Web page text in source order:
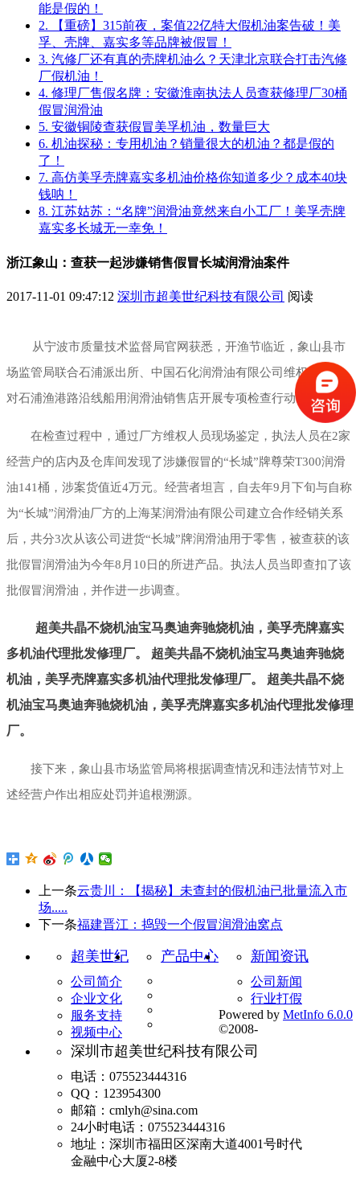
能是假的！
2. 【重磅】315前夜，案值22亿特大假机油案告破！美
孚、壳牌、嘉实多等品牌被假冒！
3. 汽修厂还有真的壳牌机油么？天津北京联合打击汽修
厂假机油！
4. 修理厂售假名牌：安徽淮南执法人员查获修理厂30桶
假冒润滑油
5. 安徽铜陵查获假冒美孚机油，数量巨大
6. 机油探秘：专用机油？销量很大的机油？都是假的
了！
7. 高仿美孚壳牌嘉实多机油价格你知道多少？成本40块
钱呐！
8. 江苏姑苏：“名牌”润滑油竟然来自小工厂！美孚壳牌
嘉实多长城无一幸免！
浙江象山：查获一起涉嫌销售假冒长城润滑油案件
2017-11-01 09:47:12 深圳市超美世纪科技有限公司 阅读
从宁波市质量技术监督局官网获悉，开渔节临近，象山县市
场监管局联合石浦派出所、中国石化润滑油有限公司维权人员，
对石浦渔港路沿线船用润滑油销售店开展专项检查行动。
在检查过程中，通过厂方维权人员现场鉴定，执法人员在2家
经营户的店内及仓库间发现了涉嫌假冒的“长城”牌尊荣T300润滑
油141桶，涉案货值近4万元。经营者坦言，自去年9月下旬与自称
为“长城”润滑油厂方的上海某润滑油有限公司建立合作经销关系
后，共分3次从该公司进货“长城”牌润滑油用于零售，被查获的该
批假冒润滑油为今年8月10日的所进产品。执法人员当即查扣了该
批假冒润滑油，并作进一步调查。
超美共晶不烧机油宝马奥迪奔驰烧机油，美孚壳牌嘉实
多机油代理批发修理厂。
超美共晶不烧机油宝马奥迪奔驰烧
机油，美孚壳牌嘉实多机油代理批发修理厂。
超美共晶不烧
机油宝马奥迪奔驰烧机油，美孚壳牌嘉实多机油代理批发修理
厂。
接下来，象山县市场监管局将根据调查情况和违法情节对上
述经营户作出相应处罚并追根溯源。
上一条云贵川：【揭秘】未查封的假机油已批量流入市
场.....
下一条福建晋江：捣毁一个假冒润滑油窝点
超美世纪
公司简介
企业文化
服务支持
视频中心
产品中心 新闻资讯
公司新闻
行业打假
深圳市超美世纪科技有限公司
电话：075523444316
QQ：123954300
邮箱：cmlyh@sina.com
24小时电话：075523444316
地址：深圳市福田区深南大道4001号时代
金融中心大厦2-8楼
Powered by MetInfo 6.0.0
©2008-